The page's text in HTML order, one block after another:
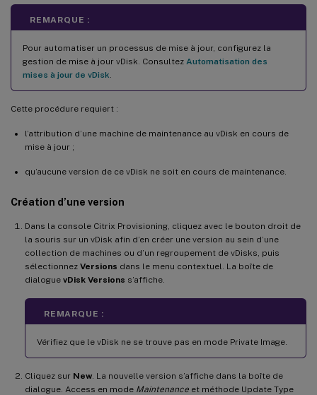
REMARQUE :
Pour automatiser un processus de mise à jour, configurez la
gestion de mise à jour vDisk. Consultez Automatisation des
mises à jour de vDisk
Cette procédure requiert :
l’attribution d’une machine de maintenance au vDisk en cours de
mise à jour ;
qu’aucune version de ce vDisk ne soit en cours de maintenance.
Création d’une version
Dans la console Citrix Provisioning, cliquez avec le bouton droit de
la souris sur un vDisk afin d’en créer une version au sein d’une
collection de machines ou d’un regroupement de vDisks, puis
sélectionnez Versions dans le menu contextuel. La boîte de
dialogue vDisk Versions s’affiche.
REMARQUE :
Vérifiez que le vDisk ne se trouve pas en mode Private Image.
Cliquez sur New . La nouvelle version s’affiche dans la boîte de
dialogue. Access en mode Maintenance et méthode Update Type